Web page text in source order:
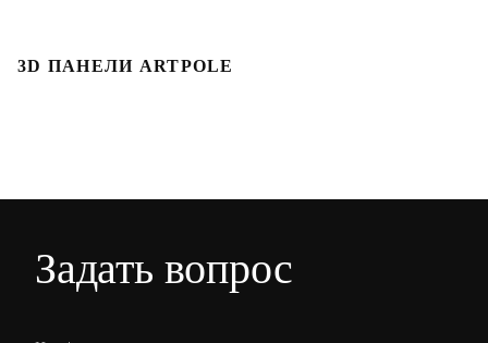
3D ПАНЕЛИ ARTPOLE
Задать вопрос